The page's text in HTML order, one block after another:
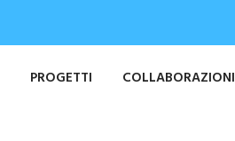
PROGETTI COLLABORAZIONI